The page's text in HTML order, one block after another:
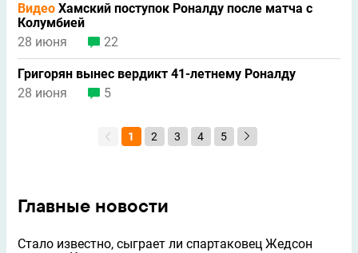
Видео Хамский поступок Роналду после матча с
Колумбией
28 июня
22
Григорян вынес вердикт 41-летнему Роналду
28 июня
5
1 2 3 4 5
Главные новости
Стало известно, сыграет ли спартаковец Жедсон